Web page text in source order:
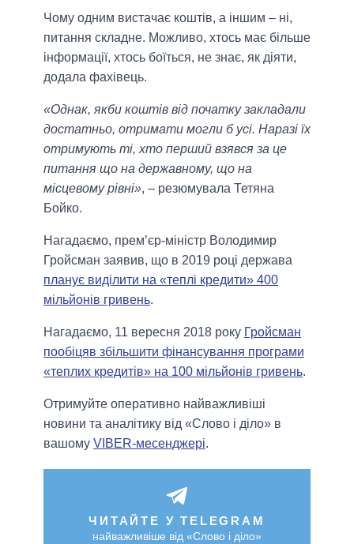
Чому одним вистачає коштів, а іншим – ні,
питання складне. Можливо, хтось має більше
інформації, хтось боїться, не знає, як діяти,
додала фахівець.
«Однак, якби коштів від початку закладали
достатньо, отримати могли б усі. Наразі їх
отримують ті, хто перший взявся за це
питання що на державному, що на
місцевому рівні», – резюмувала Тетяна
Бойко.
Нагадаємо, прем’єр-міністр Володимир
Гройсман заявив, що в 2019 році держава
планує виділити на «теплі кредити» 400
мільйонів гривень.
Нагадаємо, 11 вересня 2018 року Гройсман
пообіцяв збільшити фінансування програми
«теплих кредитів» на 100 мільйонів гривень.
Отримуйте оперативно найважливіші
новини та аналітику від «Слово і діло» в
вашому VIBER-месенджері.
ЧИТАЙТЕ У TELEGRAM
найважливіше від «Слово і діло»